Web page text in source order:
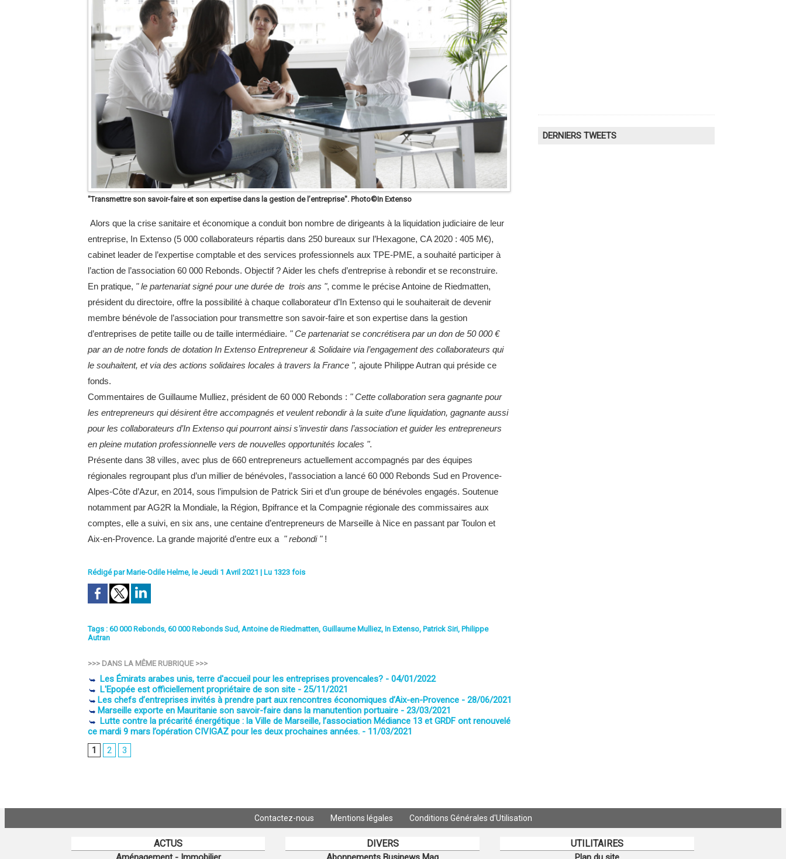
"Transmettre son savoir-faire et son expertise dans la gestion de l’entreprise". Photo©In Extenso
Alors que la crise sanitaire et économique a conduit bon nombre de dirigeants à la liquidation judiciaire de leur
entreprise, In Extenso (5 000 collaborateurs répartis dans 250 bureaux sur l’Hexagone, CA 2020 : 405 M€),
cabinet leader de l’expertise comptable et des services professionnels aux TPE-PME, a souhaité participer à
l’action de l’association 60 000 Rebonds. Objectif ? Aider les chefs d’entreprise à rebondir et se reconstruire.
En pratique, " le partenariat signé pour une durée de trois ans ", comme le précise Antoine de Riedmatten,
président du directoire, offre la possibilité à chaque collaborateur d’In Extenso qui le souhaiterait de devenir
membre bénévole de l’association pour transmettre son savoir-faire et son expertise dans la gestion
d’entreprises de petite taille ou de taille intermédiaire. " Ce partenariat se concrétisera par un don de 50 000 €
par an de notre fonds de dotation In Extenso Entrepreneur & Solidaire via l’engagement des collaborateurs qui
le souhaitent, et via des actions solidaires locales à travers la France ", ajoute Philippe Autran qui préside ce
fonds.
Commentaires de Guillaume Mulliez, président de 60 000 Rebonds : " Cette collaboration sera gagnante pour
les entrepreneurs qui désirent être accompagnés et veulent rebondir à la suite d’une liquidation, gagnante aussi
pour les collaborateurs d’In Extenso qui pourront ainsi s’investir dans l’association et guider les entrepreneurs
en pleine mutation professionnelle vers de nouvelles opportunités locales ".
Présente dans 38 villes, avec plus de 660 entrepreneurs actuellement accompagnés par des équipes
régionales regroupant plus d’un millier de bénévoles, l’association a lancé 60 000 Rebonds Sud en Provence-
Alpes-Côte d’Azur, en 2014, sous l’impulsion de Patrick Siri et d’un groupe de bénévoles engagés. Soutenue
notamment par AG2R la Mondiale, la Région, Bpifrance et la Compagnie régionale des commissaires aux
comptes, elle a suivi, en six ans, une centaine d’entrepreneurs de Marseille à Nice en passant par Toulon et
Aix-en-Provence. La grande majorité d’entre eux a " rebondi "!
Rédigé par Marie-Odile Helme, le Jeudi 1 Avril 2021 | Lu 1323 fois
Tags : 60 000 Rebonds, 60 000 Rebonds Sud, Antoine de Riedmatten, Guillaume Mulliez, In Extenso, Patrick Siri, Philippe
Autran
>>> DANS LA MÊME RUBRIQUE >>>
Les Émirats arabes unis, terre d'accueil pour les entreprises provencales? - 04/01/2022
L'Epopée est officiellement propriétaire de son site - 25/11/2021
​Les chefs d’entreprises invités à prendre part aux rencontres économiques d’Aix-en-Provence - 28/06/2021
​Marseille exporte en Mauritanie son savoir-faire dans la manutention portuaire - 23/03/2021
Lutte contre la précarité énergétique : la Ville de Marseille, l’association Médiance 13 et GRDF ont renouvelé
ce mardi 9 mars l’opération CIVIGAZ pour les deux prochaines années. - 11/03/2021
1
2 3
DERNIERS TWEETS
Contactez-nous Mentions légales Conditions Générales d'Utilisation
ACTUS DIVERS UTILITAIRES